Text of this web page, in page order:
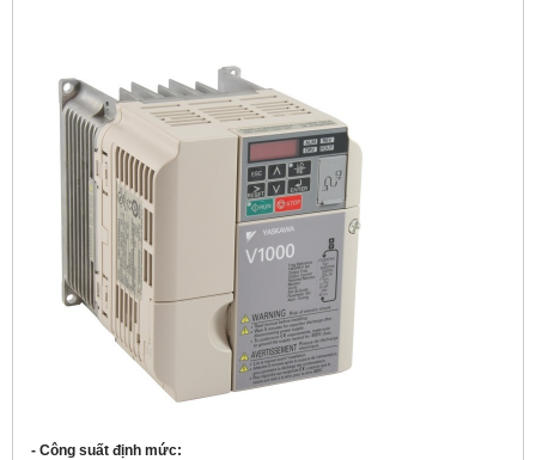
- Công suất định mức: